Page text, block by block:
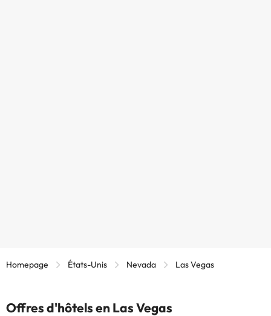
Homepage États-Unis Nevada Las Vegas
Offres d'hôtels en Las Vegas